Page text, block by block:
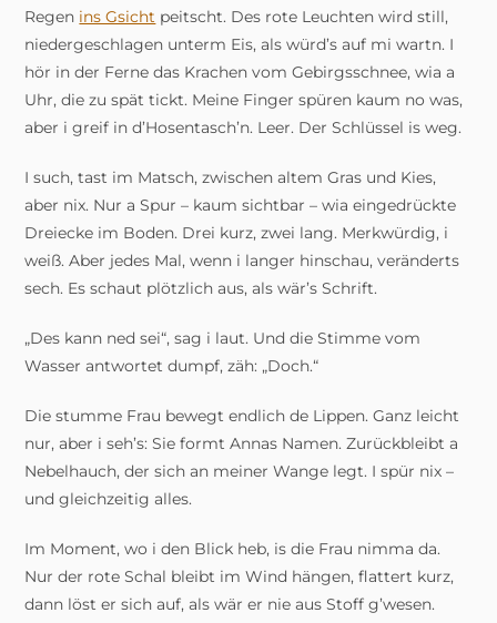
Regen ins Gsicht peitscht. Des rote Leuchten wird still,
niedergeschlagen unterm Eis, als würd’s auf mi wartn. I
hör in der Ferne das Krachen vom Gebirgsschnee, wia a
Uhr, die zu spät tickt. Meine Finger spüren kaum no was,
aber i greif in d’Hosentasch’n. Leer. Der Schlüssel is weg.
I such, tast im Matsch, zwischen altem Gras und Kies,
aber nix. Nur a Spur – kaum sichtbar – wia eingedrückte
Dreiecke im Boden. Drei kurz, zwei lang. Merkwürdig, i
weiß. Aber jedes Mal, wenn i langer hinschau, veränderts
sech. Es schaut plötzlich aus, als wär’s Schrift.
„Des kann ned sei“, sag i laut. Und die Stimme vom
Wasser antwortet dumpf, zäh: „Doch.“
Die stumme Frau bewegt endlich de Lippen. Ganz leicht
nur, aber i seh’s: Sie formt Annas Namen. Zurückbleibt a
Nebelhauch, der sich an meiner Wange legt. I spür nix –
und gleichzeitig alles.
Im Moment, wo i den Blick heb, is die Frau nimma da.
Nur der rote Schal bleibt im Wind hängen, flattert kurz,
dann löst er sich auf, als wär er nie aus Stoff g’wesen.